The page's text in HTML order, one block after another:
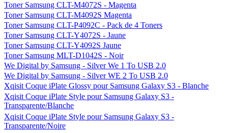
Toner Samsung CLT-M4072S - Magenta
Toner Samsung CLT-M4092S Magenta
Toner Samsung CLT-P4092C - Pack de 4 Toners
Toner Samsung CLT-Y4072S - Jaune
Toner Samsung CLT-Y4092S Jaune
Toner Samsung MLT-D1042S - Noir
We Digital by Samsung - Silver We 1 To USB 2.0
We Digital by Samsung - Silver WE 2 To USB 2.0
Xqisit Coque iPlate Glossy pour Samsung Galaxy S3 - Blanche
Xqisit Coque iPlate Style pour Samsung Galaxy S3 -
Transparente/Blanche
Xqisit Coque iPlate Style pour Samsung Galaxy S3 -
Transparente/Noire